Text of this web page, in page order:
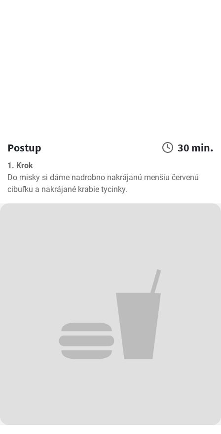
Postup 30 min.
1. Krok
Do misky si dáme nadrobno nakrájanú menšiu červenú
cibuľku a nakrájané krabie tycinky.